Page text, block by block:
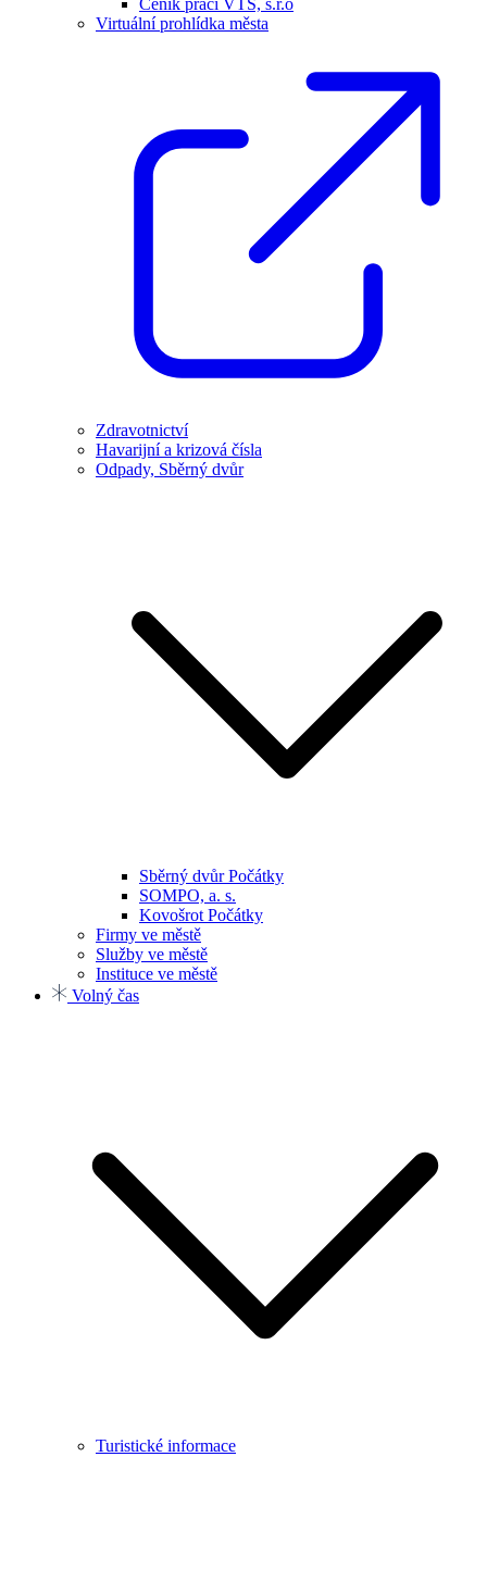
Ceník prací VTS, s.r.o
Virtuální prohlídka města
Zdravotnictví
Havarijní a krizová čísla
Odpady, Sběrný dvůr
Sběrný dvůr Počátky
SOMPO, a. s.
Kovošrot Počátky
Firmy ve městě
Služby ve městě
Instituce ve městě
Volný čas
Turistické informace